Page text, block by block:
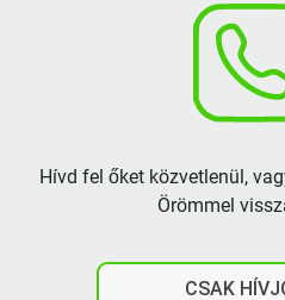
Hívd fel őket közvetlenül,
Örömmel
CSAK